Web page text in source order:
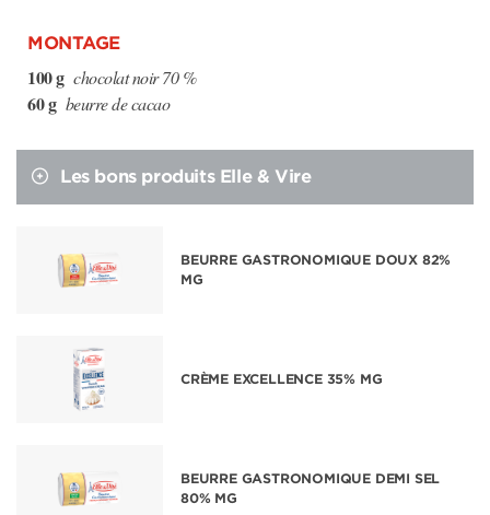
MONTAGE
100 g chocolat noir 70 %
60 g beurre de cacao
Les bons produits Elle & Vire
BEURRE GASTRONOMIQUE DOUX 82%
MG
CRÈME EXCELLENCE 35% MG
BEURRE GASTRONOMIQUE DEMI SEL
80% MG